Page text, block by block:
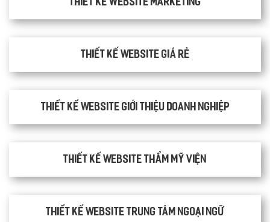
Thiết kế Website Marketing
Thiết kế website giá rẻ
Thiết kế website giới thiệu doanh nghiệp
Thiết kế website thẩm mỹ viện
Thiết kế website trung tâm ngoại ngữ